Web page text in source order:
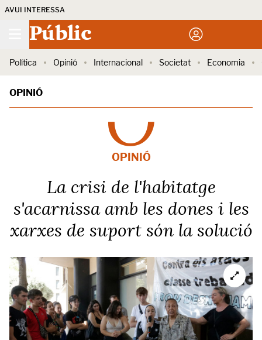
AVUI INTERESSA
Públic
Política Opinió Internacional Societat Economia
OPINIÓ
OPINIÓ
La crisi de l'habitatge
s'acarnissa amb les dones i les
xarxes de suport són la solució